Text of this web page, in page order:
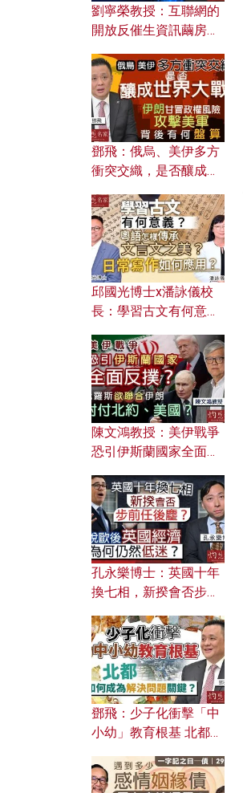
劉寧榮教授：互聯網的
開放反催生資訊繭房，
何避免遭AI演算法操
控？
鄧飛：俄烏、美伊多方
衝突交織，是否釀成世
風險攻擊美軍，背後有
何盤算？
邱國光博士x潘詠儀校
長：學習古文有何意
文之美？ 日常寫作如何
應用？
陳文鴻教授：美伊戰爭
恐引伊斯蘭國家全面反
對付北約美國？
孔永樂博士：英國十年
換七相，新揆會否步前
濟為何仍然低迷？
鄧飛：少子化衝擊「中
小幼」教育根基 北都如